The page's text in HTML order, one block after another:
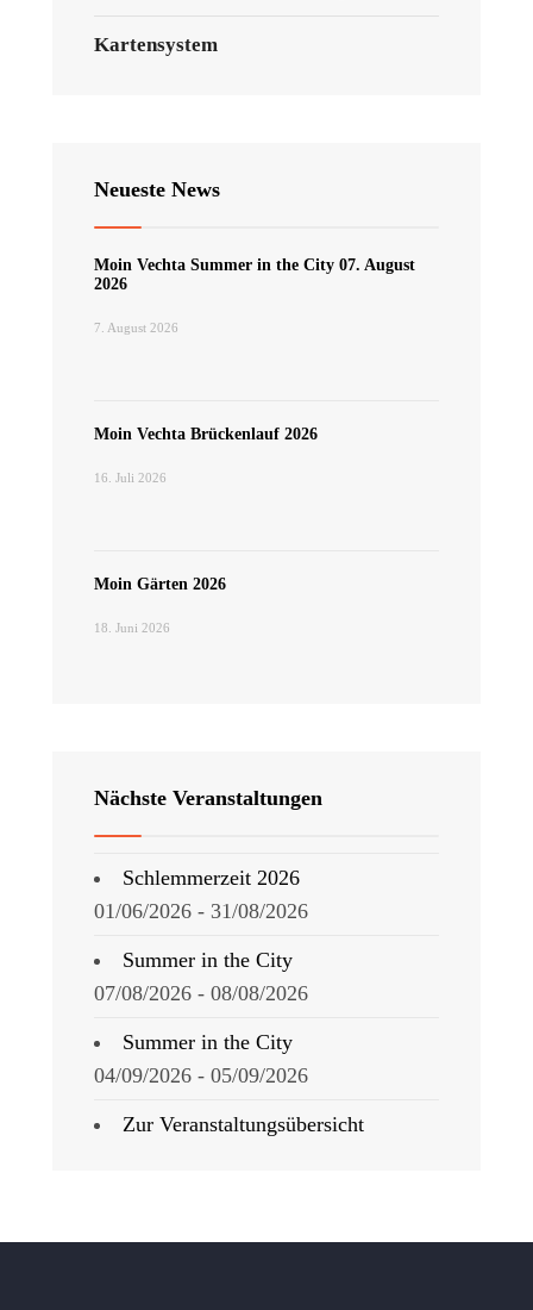
Kartensystem
Neueste News
Moin Vechta Summer in the City 07. August
2026
7. August 2026
Moin Vechta Brückenlauf 2026
16. Juli 2026
Moin Gärten 2026
18. Juni 2026
Nächste Veranstaltungen
Schlemmerzeit 2026
01/06/2026 - 31/08/2026
Summer in the City
07/08/2026 - 08/08/2026
Summer in the City
04/09/2026 - 05/09/2026
Zur Veranstaltungsübersicht